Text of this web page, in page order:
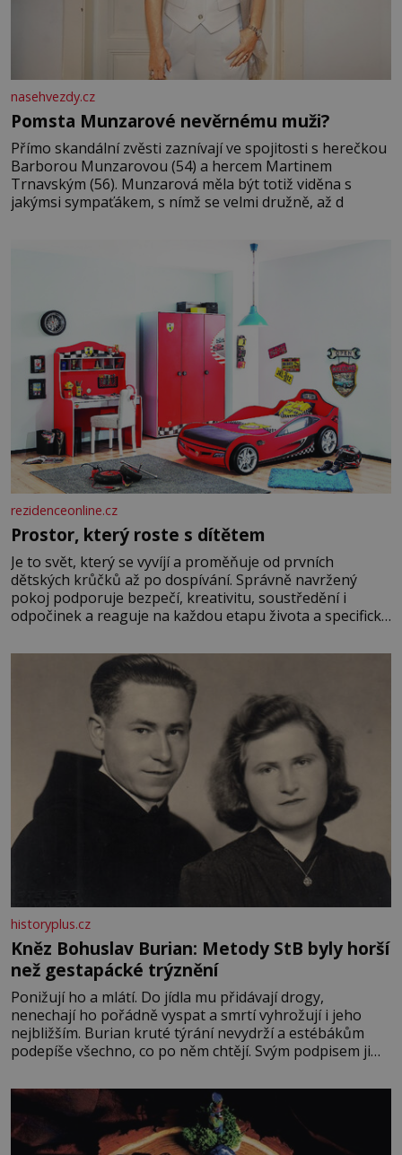
nasehvezdy.cz
Pomsta Munzarové nevěrnému muži?
Přímo skandální zvěsti zaznívají ve spojitosti s herečkou
Barborou Munzarovou (54) a hercem Martinem
Trnavským (56). Munzarová měla být totiž viděna s
jakýmsi sympaťákem, s nímž se velmi družně, až d
rezidenceonline.cz
Prostor, který roste s dítětem
Je to svět, který se vyvíjí a proměňuje od prvních
dětských krůčků až po dospívání. Správně navržený
pokoj podporuje bezpečí, kreativitu, soustředění i
odpočinek a reaguje na každou etapu života a specifické
měkkost a bezpečí, proto by pokoj miminka měl působit
především klidně a útulně. Předškolní věk je
historyplus.cz
Kněz Bohuslav Burian: Metody StB byly horší
než gestapácké trýznění
Ponižují ho a mlátí. Do jídla mu přidávají drogy,
nenechají ho pořádně vyspat a smrtí vyhrožují i jeho
nejbližším. Burian kruté týrání nevydrží a estébákům
podepíše všechno, co po něm chtějí. Svým podpisem jim
fyzický ani psychický nátlak. Syn brněnského řezníka
chce být knězem a